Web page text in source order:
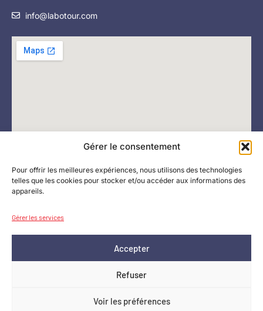
Gérer le consentement
Pour offrir les meilleures expériences, nous utilisons des technologies
telles que les cookies pour stocker et/ou accéder aux informations des
appareils.
Gérer les services
Accepter
Refuser
Voir les préférences
info@labotour.com
Création SIP